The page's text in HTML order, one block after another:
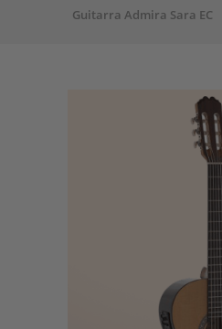
Guitarra Admira Sara EC